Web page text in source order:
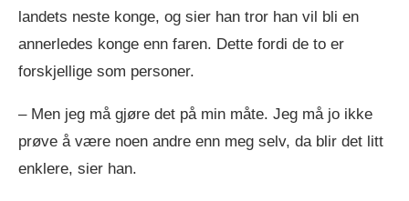
landets neste konge, og sier han tror han vil bli en
annerledes konge enn faren. Dette fordi de to er
forskjellige som personer.
– Men jeg må gjøre det på min måte. Jeg må jo ikke
prøve å være noen andre enn meg selv, da blir det litt
enklere, sier han.